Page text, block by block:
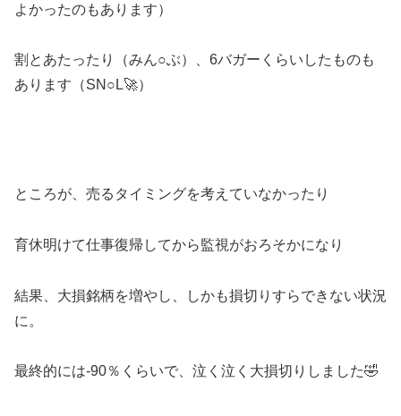
よかったのもあります）
割とあたったり（みん○ぶ）、6バガーくらいしたものも
あります（SN○L🚀）
ところが、売るタイミングを考えていなかったり
育休明けて仕事復帰してから監視がおろそかになり
結果、大損銘柄を増やし、しかも損切りすらできない状況
に。
最終的には-90％くらいで、泣く泣く大損切りしました🤣